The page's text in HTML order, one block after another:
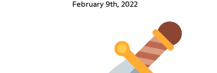
February 9th, 2022